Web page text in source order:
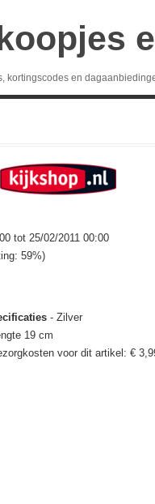
kortingscodes en
tot 25/02/2011 00:00
59%)
- Zilver
19 cm
voor dit artikel: €